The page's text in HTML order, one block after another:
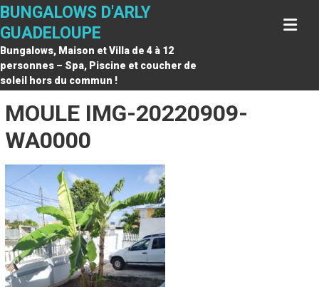
Skip
content
BUNGALOWS D'ARLY
GUADELOUPE
Bungalows, Maison et Villa de 4 à 12
personnes – Spa, Piscine et coucher de
soleil hors du commun !
MOULE IMG-20220909-
WA0000